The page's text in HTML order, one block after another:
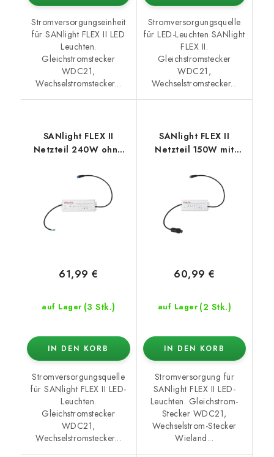
Stromversorgungseinheit
für SANlight FLEX II LED
Leuchten.
Gleichstromstecker
WDC21,
Wechselstromstecker...
Stromversorgungsquelle
für LED-Leuchten SANlight
FLEX II.
Gleichstromstecker
WDC21,
Wechselstromstecker...
SANlight FLEX II
Netzteil 240W ohne
auf Lager (3 Stk.)
61,99 €
IN DEN KORB
Stromversorgungsquelle
für SANlight FLEX II LED-
Leuchten.
Gleichstromstecker
WDC21,
Wechselstromstecker...
SANlight FLEX II
Netzteil 150W mit
auf Lager (2 Stk.)
60,99 €
IN DEN KORB
Stromversorgung für
SANlight FLEX II LED-
Leuchten. Gleichstrom-
Stecker WDC21,
Wechselstrom-Stecker
Wieland...